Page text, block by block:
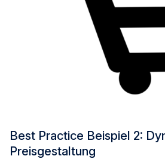
Best Practice Beispiel 2:
Preisgestaltung